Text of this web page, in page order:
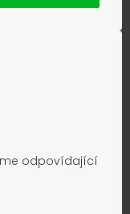
odpovídající